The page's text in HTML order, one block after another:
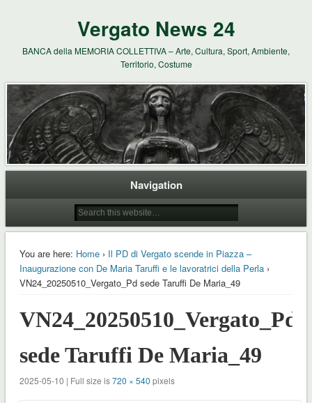
Vergato News 24
BANCA della MEMORIA COLLETTIVA – Arte, Cultura, Sport, Ambiente,
Territorio, Costume
Navigation
You are here: Home› Il PD di Vergato scende in Piazza –
Inaugurazione con De Maria Taruffi e le lavoratrici della Perla›
VN24_20250510_Vergato_Pd sede Taruffi De Maria_49
VN24_20250510_Vergato_Pd
sede Taruffi De Maria_49
2025-05-10 | Full size is720 × 540 pixels